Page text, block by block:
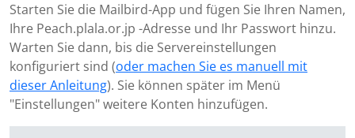
Starten Sie die Mailbird-App und fügen Sie Ihren Namen,
Ihre Peach.plala.or.jp -Adresse und Ihr Passwort hinzu.
Warten Sie dann, bis die Servereinstellungen
konfiguriert sind (oder machen Sie es manuell mit
dieser Anleitung). Sie können später im Menü
"Einstellungen" weitere Konten hinzufügen.